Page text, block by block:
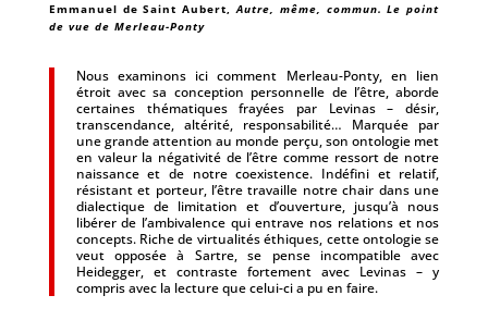
Emmanuel de Saint Aubert,Autre, même, commun. Le point
de vue de Merleau-Ponty
Nous examinons ici comment Merleau-Ponty, en lien
étroit avec sa conception personnelle de l’être, aborde
certaines thématiques frayées par Levinas – désir,
transcendance, altérité, responsabilité… Marquée par
une grande attention au monde perçu, son ontologie met
en valeur la négativité de l’être comme ressort de notre
naissance et de notre coexistence. Indéfini et relatif,
résistant et porteur, l’être travaille notre chair dans une
dialectique de limitation et d’ouverture, jusqu’à nous
libérer de l’ambivalence qui entrave nos relations et nos
concepts. Riche de virtualités éthiques, cette ontologie se
veut opposée à Sartre, se pense incompatible avec
Heidegger, et contraste fortement avec Levinas – y
compris avec la lecture que celui-ci a pu en faire.